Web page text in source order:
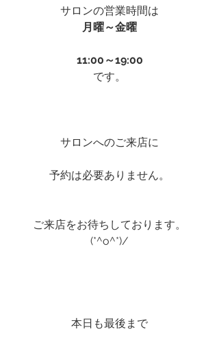
サロンの営業時間は
月曜～金曜
11:00～19:00
です。
サロンへのご来店に
予約は必要ありません。
ご来店をお待ちしております。
(*^o^*)/
本日も最後まで